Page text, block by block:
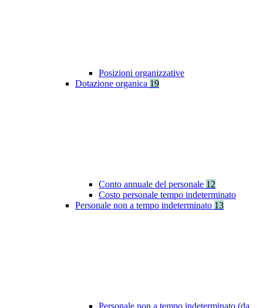
Posizioni organizzative
Dotazione organica 19
Conto annuale del personale 12
Costo personale tempo indeterminato
Personale non a tempo indeterminato 13